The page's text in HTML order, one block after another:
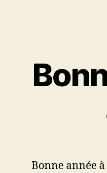
Bonne année à